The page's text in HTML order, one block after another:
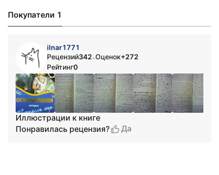
Покупатели 1
ilnar1771
Рецензий342•Оценок+272
Рейтинг0
Иллюстрации к книге
Понравилась рецензия?
Да